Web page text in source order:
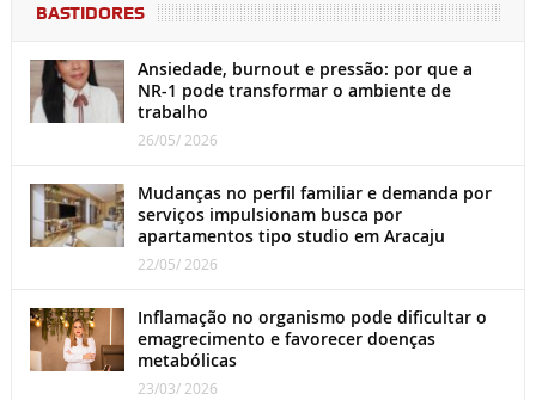
BASTIDORES
Ansiedade, burnout e pressão: por que a
NR-1 pode transformar o ambiente de
trabalho
26/05/ 2026
Mudanças no perfil familiar e demanda por
serviços impulsionam busca por
apartamentos tipo studio em Aracaju
22/05/ 2026
Inflamação no organismo pode dificultar o
emagrecimento e favorecer doenças
metabólicas
23/03/ 2026